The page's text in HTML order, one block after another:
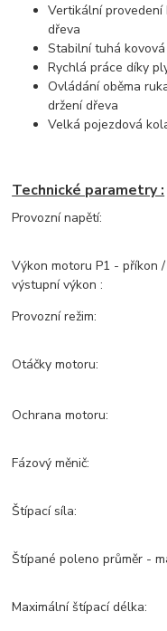
Vertikální
dřeva
Stabilní tuhá
Rychlá práce díky
Ovládání oběma
držení dřeva
Velká pojezdová
Technické parametry :
Provozní napětí:
Výkon motoru P1 - příkon
výstupní výkon :
Provozní režim:
Otáčky motoru:
Ochrana motoru:
Fázový měnič:
Štípací síla:
Štípané poleno průměr -
Maximální štípací délka: